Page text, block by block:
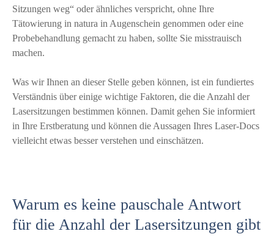
Sitzungen weg“ oder ähnliches verspricht, ohne Ihre
Tätowierung in natura in Augenschein genommen oder eine
Probebehandlung gemacht zu haben, sollte Sie misstrauisch
machen.
Was wir Ihnen an dieser Stelle geben können, ist ein fundiertes
Verständnis über einige wichtige Faktoren, die die Anzahl der
Lasersitzungen bestimmen können. Damit gehen Sie informiert
in Ihre Erstberatung und können die Aussagen Ihres Laser-Docs
vielleicht etwas besser verstehen und einschätzen.
Warum es keine pauschale Antwort
für die Anzahl der Lasersitzungen gibt